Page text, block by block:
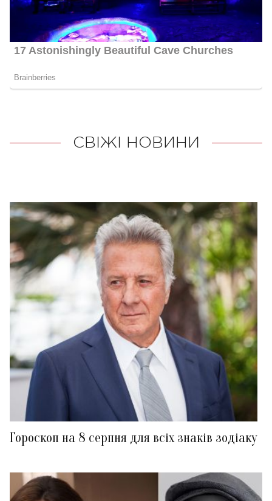
СВІЖІ НОВИНИ
Гороскоп на 8 серпня для всіх знаків зодіаку